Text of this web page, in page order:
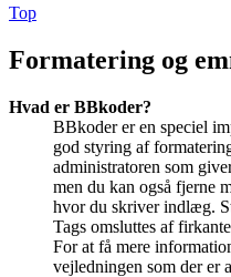
Top
Formatering og
Hvad er BBkoder?
BBkoder er en speciel
god styring af
administratoren som
men du kan også fjerne
hvor du skriver indlæg.
Tags omsluttes af
For at få mere
vejledningen som der er